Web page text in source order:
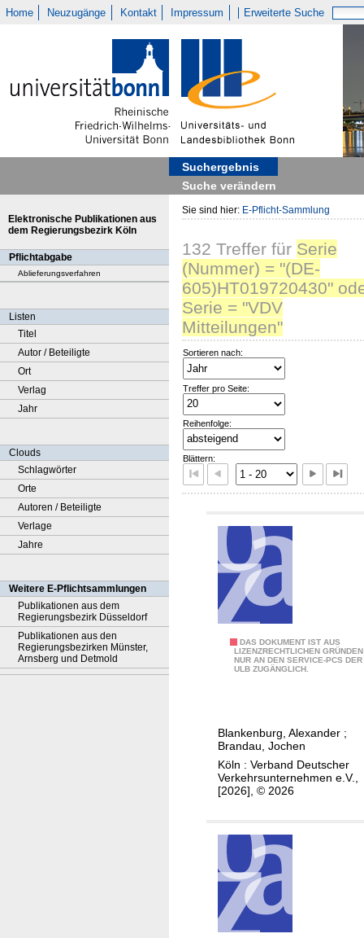
Home Neuzugänge Kontakt Impressum Erweiterte Suche
Suchergebnis
Suche verändern
Elektronische Publikationen aus
dem Regierungsbezirk Köln
Pflichtabgabe
Ablieferungsverfahren
Listen
Titel
Autor / Beteiligte
Ort
Verlag
Jahr
Clouds
Schlagwörter
Orte
Autoren / Beteiligte
Verlage
Jahre
Weitere E-Pflichtsammlungen
Publikationen aus dem
Regierungsbezirk Düsseldorf
Publikationen aus den
Regierungsbezirken Münster,
Arnsberg und Detmold
Sie sind hier: E-Pflicht-Sammlung
132 Treffer für Serie
(Nummer) = "(DE-
605)HT019720430"
Serie = "VDV
Mitteilungen"
Sortieren nach:
Treffer pro Seite:
Reihenfolge:
Blättern:
DAS DOKUMENT IST AUS
LIZENZRECHTLICHEN GRÜNDEN
NUR AN DEN SERVICE-PCS DER
ULB ZUGÄNGLICH.
e
i
s
g
m
ß
S
M
Blankenburg, Alexander ;
Brandau, Jochen
Köln : Verband Deutscher
Verkehrsunternehmen e.V.,
[2026], © 2026